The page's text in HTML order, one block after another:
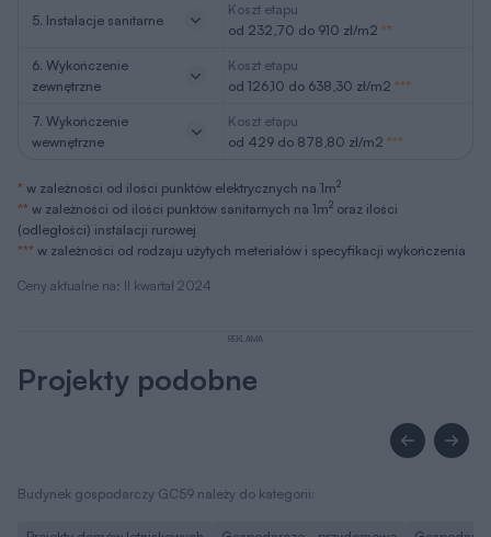
Ceny aktualne na: II kwartał 2024
5. Instalacje sanitarne
Koszt etapu
od 232,70 do 910 zł/m2 **
6. Wykończenie
zewnętrzne
Koszt etapu
od 126,10 do 638,30 zł/m2 ***
7. Wykończenie
wewnętrzne
Koszt etapu
od 429 do 878,80 zł/m2 ***
* w zależności od ilości punktów elektrycznych na 1m2
** w zależności od ilości punktów sanitarnych na 1m2 oraz ilości
(odległości) instalacji rurowej
*** w zależności od rodzaju użytych meteriałów i specyfikacji wykończenia
REKLAMA
Projekty podobne
Budynek gospodarczy GC59 należy do kategorii: